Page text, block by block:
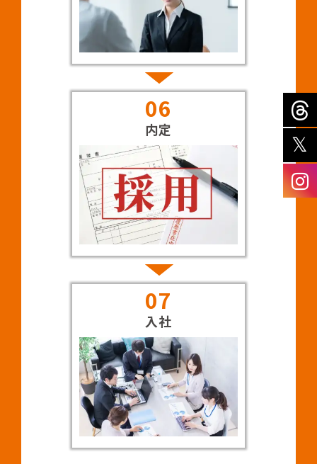
06
内定
07
入社